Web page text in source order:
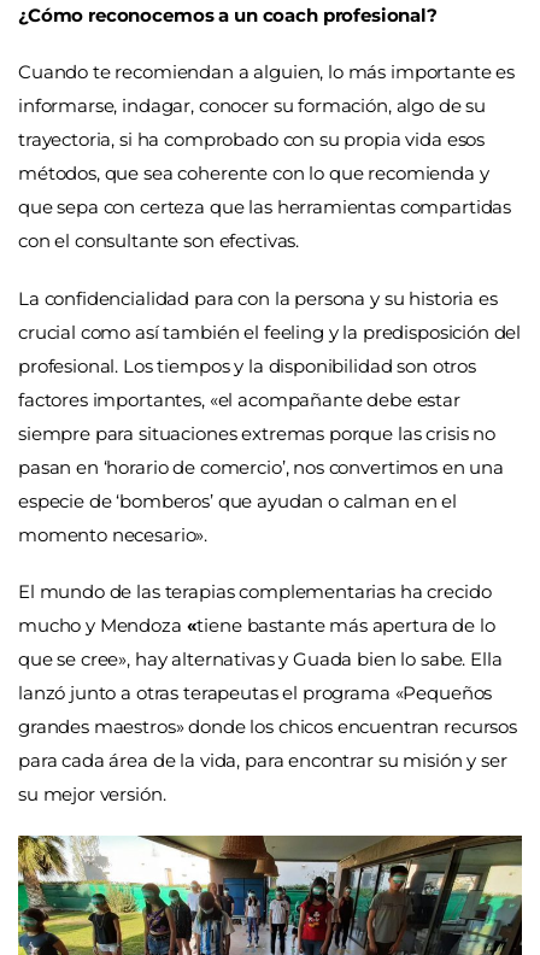
¿Cómo reconocemos a un coach profesional?
Cuando te recomiendan a alguien, lo más importante es
informarse, indagar, conocer su formación, algo de su
trayectoria, si ha comprobado con su propia vida esos
métodos, que sea coherente con lo que recomienda y
que sepa con certeza que las herramientas compartidas
con el consultante son efectivas.
La confidencialidad para con la persona y su historia es
crucial como así también el feeling y la predisposición del
profesional. Los tiempos y la disponibilidad son otros
factores importantes, «el acompañante debe estar
siempre para situaciones extremas porque las crisis no
pasan en ‘horario de comercio’, nos convertimos en una
especie de ‘bomberos’ que ayudan o calman en el
momento necesario».
El mundo de las terapias complementarias ha crecido
mucho y Mendoza «tiene bastante más apertura de lo
que se cree», hay alternativas y Guada bien lo sabe. Ella
lanzó junto a otras terapeutas el programa «Pequeños
grandes maestros» donde los chicos encuentran recursos
para cada área de la vida, para encontrar su misión y ser
su mejor versión.